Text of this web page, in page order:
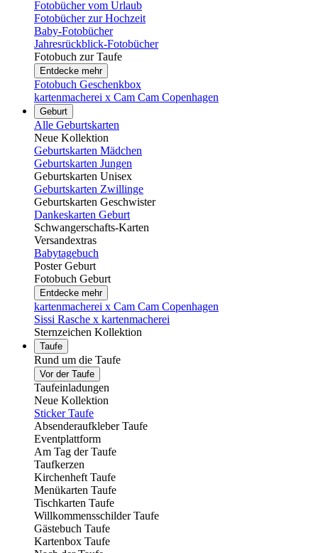
Fotobücher vom Urlaub
Fotobücher zur Hochzeit
Baby-Fotobücher
Jahresrückblick-Fotobücher
Fotobuch zur Taufe
Entdecke mehr
Fotobuch Geschenkbox
kartenmacherei x Cam Cam Copenhagen
Geburt
Alle Geburtskarten
Neue Kollektion
Geburtskarten Mädchen
Geburtskarten Jungen
Geburtskarten Unisex
Geburtskarten Zwillinge
Geburtskarten Geschwister
Dankeskarten Geburt
Schwangerschafts-Karten
Versandextras
Babytagebuch
Poster Geburt
Fotobuch Geburt
Entdecke mehr
kartenmacherei x Cam Cam Copenhagen
Sissi Rasche x kartenmacherei
Sternzeichen Kollektion
Taufe
Rund um die Taufe
Vor der Taufe
Taufeinladungen
Neue Kollektion
Sticker Taufe
Absenderaufkleber Taufe
Eventplattform
Am Tag der Taufe
Taufkerzen
Kirchenheft Taufe
Menükarten Taufe
Tischkarten Taufe
Willkommensschilder Taufe
Gästebuch Taufe
Kartenbox Taufe